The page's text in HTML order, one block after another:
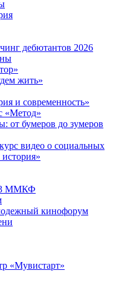
дебютантов 2026
жить»
и современность»
«Метод»
от бумеров до зумеров
видео о социальных
ММКФ
кинофорум
«Мувистарт»